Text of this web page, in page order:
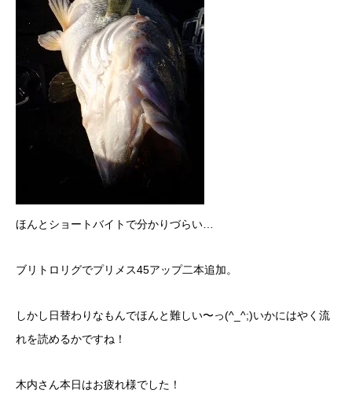
ほんとショートバイトで分かりづらい…
ブリトロリグでプリメス45アップ二本追加。
しかし日替わりなもんでほんと難しい〜っ(^_^;)いかにはやく流
れを読めるかですね！
木内さん本日はお疲れ様でした！